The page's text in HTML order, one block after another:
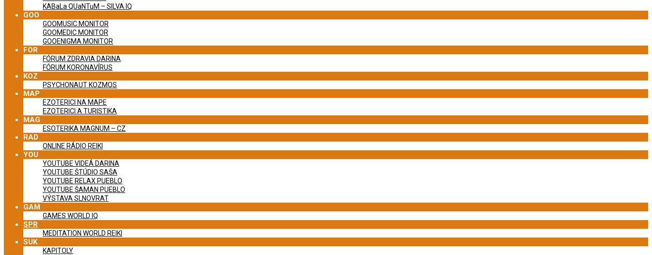
KABaLa QUaNTuM – SILVA IQ
GOO
GOOMUSIC MONITOR
GOOMEDIC MONITOR
GOOENIGMA MONITOR
FOR
FÓRUM ZDRAVIA DARINA
FÓRUM KORONAVÍRUS
KOZ
PSYCHONAUT KOZMOS
MAP
EZOTERICI NA MAPE
EZOTERICI A TURISTIKA
MAG
ESOTERIKA MAGNUM – CZ
RAD
ONLINE RÁDIO REIKI
YOU
YOUTUBE VIDEÁ DARINA
YOUTUBE ŠTÚDIO SAŠA
YOUTUBE RELAX PUEBLO
YOUTUBE ŠAMAN PUEBLO
VÝSTAVA SLNOVRAT
GAM
GAMES WORLD IQ
SPR
MEDITATION WORLD REIKI
SUK
KAPITOLY